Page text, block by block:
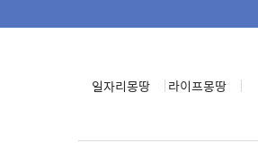
일자리몽땅 라이프몽땅